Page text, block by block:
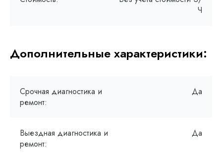
Ч
Дополнительные характеристики:
Срочная диагностика и
ремонт:
Да
Выездная диагностика и
ремонт:
Да